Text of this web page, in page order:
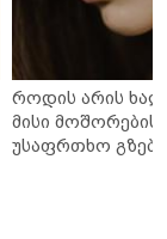
როდის არის
მისი მოშორების
უსაფრთხო გზები